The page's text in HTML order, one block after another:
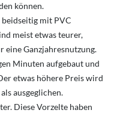
können.
beidseitig mit PVC
meist etwas teurer,
eine Ganzjahresnutzung.
Minuten aufgebaut und
etwas höhere Preis wird
ausgeglichen.
Diese Vorzelte haben